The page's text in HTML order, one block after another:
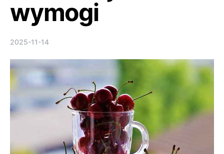
wymogi
2025-11-14